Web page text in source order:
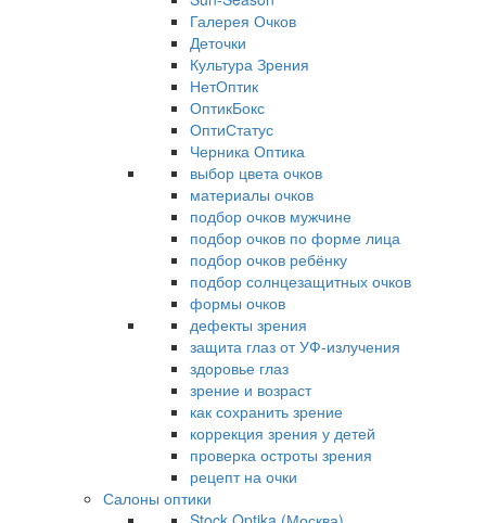
Галерея Очков
Деточки
Культура Зрения
НетОптик
ОптикБокс
ОптиСтатус
Черника Оптика
выбор цвета очков
материалы очков
подбор очков мужчине
подбор очков по форме лица
подбор очков ребёнку
подбор солнцезащитных очков
формы очков
дефекты зрения
защита глаз от УФ-излучения
здоровье глаз
зрение и возраст
как сохранить зрение
коррекция зрения у детей
проверка остроты зрения
рецепт на очки
Салоны оптики